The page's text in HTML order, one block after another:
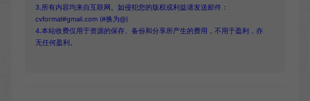
3.所有内容均来自互联网。如侵犯您的版权或利益请发送邮件：
cvformat#gmail.com (#换为@)
4.本站收费仅用于资源的保存、备份和分享所产生的费用，不用于盈利，亦
无任何盈利。